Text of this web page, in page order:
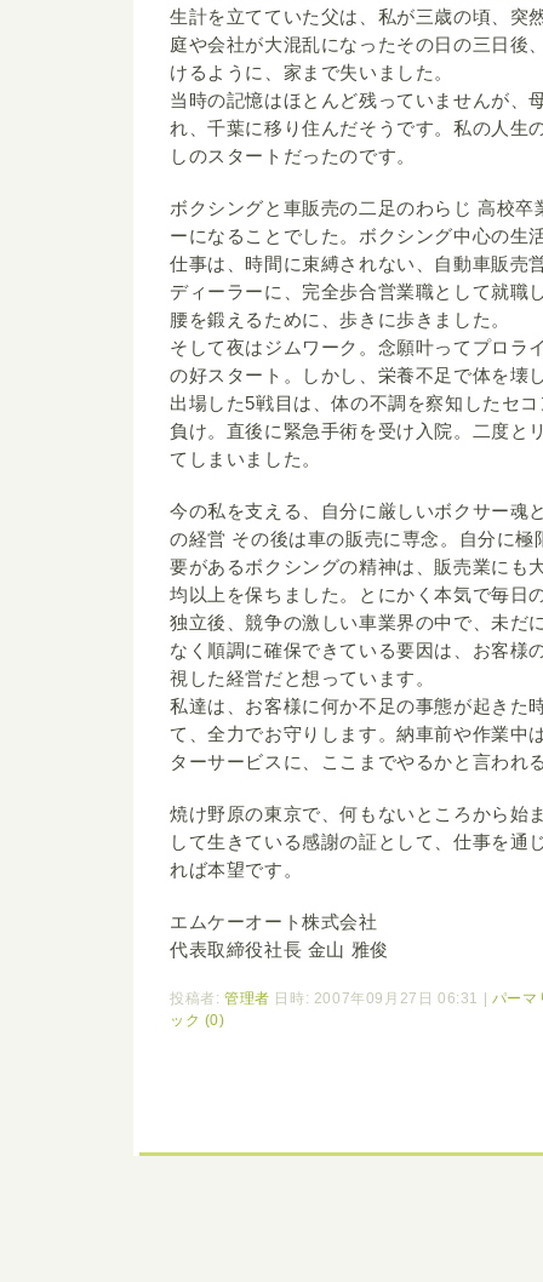
生計を立てていた父は、私が三歳の頃、突
庭や会社が大混乱になったその日の三日後
けるように、家まで失いました。
当時の記憶はほとんど残っていませんが、
れ、千葉に移り住んだそうです。私の人生
しのスタートだったのです。
ボクシングと車販売の二足のわらじ 高校
ーになることでした。ボクシング中心の生
仕事は、時間に束縛されない、自動車販売
ディーラーに、完全歩合営業職として就職
腰を鍛えるために、歩きに歩きました。
そして夜はジムワーク。念願叶ってプロラ
の好スタート。しかし、栄養不足で体を壊
出場した5戦目は、体の不調を察知したセ
負け。直後に緊急手術を受け入院。二度と
てしまいました。
今の私を支える、自分に厳しいボクサー魂
の経営 その後は車の販売に専念。自分に極
要があるボクシングの精神は、販売業にも
均以上を保ちました。とにかく本気で毎日
独立後、競争の激しい車業界の中で、未だ
なく順調に確保できている要因は、お客様
視した経営だと想っています。
私達は、お客様に何か不足の事態が起きた
て、全力でお守りします。納車前や作業中
ターサービスに、ここまでやるかと言われ
焼け野原の東京で、何もないところから始
して生きている感謝の証として、仕事を通
れば本望です。
エムケーオート株式会社
代表取締役社長 金山 雅俊
投稿者:管理者 日時: 2007年09月27日 06:31
パーマ
ック (0)